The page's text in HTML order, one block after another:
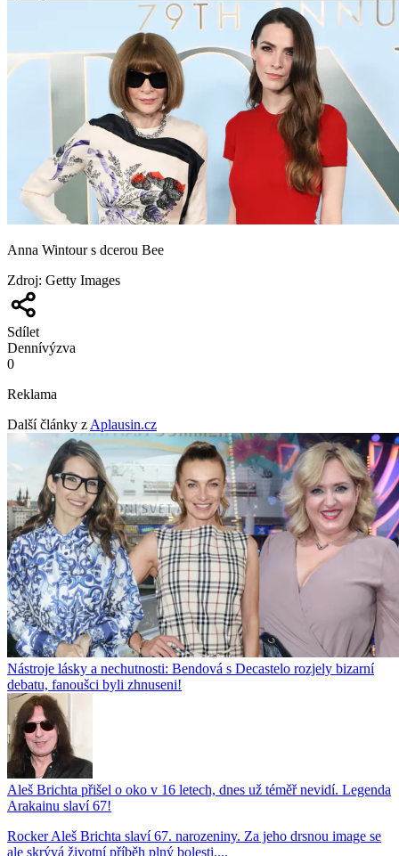
Anna Wintour s dcerou Bee
Zdroj: Getty Images
Sdílet
Dennívýzva
0
Reklama
Další články z Aplausin.cz
Nástroje lásky a nechutnosti: Bendová s Decastelo rozjely bizarní
debatu, fanoušci byli zhnuseni!
Aleš Brichta přišel o oko v 16 letech, dnes už téměř nevidí. Legenda
Arakainu slaví 67!
Rocker Aleš Brichta slaví 67. narozeniny. Za jeho drsnou image se
ale skrývá životní příběh plný bolesti,...